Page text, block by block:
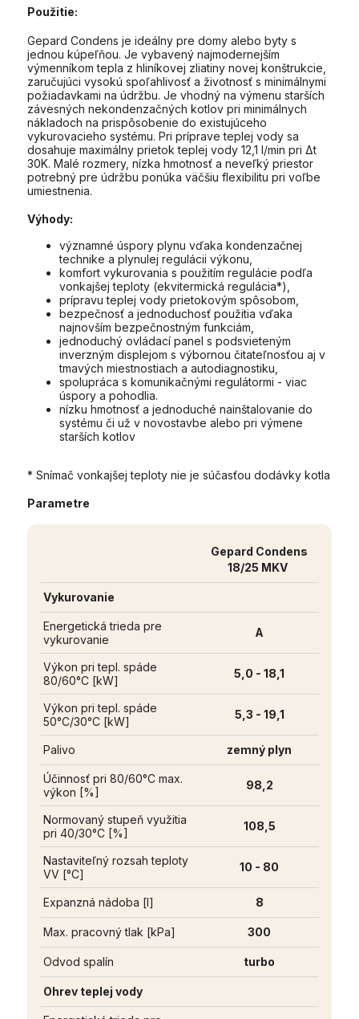
Použitie:
Gepard Condens je ideálny pre domy alebo byty s
jednou kúpeľňou. Je vybavený najmodernejším
výmenníkom tepla z hliníkovej zliatiny novej konštrukcie,
zaručujúci vysokú spoľahlivosť a životnosť s minimálnymi
požiadavkami na údržbu. Je vhodný na výmenu starších
závesných nekondenzačných kotlov pri minimálnych
nákladoch na prispôsobenie do existujúceho
vykurovacieho systému. Pri príprave teplej vody sa
dosahuje maximálny prietok teplej vody 12,1 l/min pri Δt
30K. Malé rozmery, nízka hmotnosť a neveľký priestor
potrebný pre údržbu ponúka väčšiu flexibilitu pri voľbe
umiestnenia.
Výhody:
významné úspory plynu vďaka kondenzačnej
technike a plynulej regulácii výkonu,
komfort vykurovania s použitím regulácie podľa
vonkajšej teploty (ekvitermická regulácia*),
prípravu teplej vody prietokovým spôsobom,
bezpečnosť a jednoduchosť použitia vďaka
najnovším bezpečnostným funkciám,
jednoduchý ovládací panel s podsvieteným
inverzným displejom s výbornou čitateľnosťou aj v
tmavých miestnostiach a autodiagnostiku,
spolupráca s komunikačnými regulátormi - viac
úspory a pohodlia.
nízku hmotnosť a jednoduché nainštalovanie do
systému či už v novostavbe alebo pri výmene
starších kotlov
* Snímač vonkajšej teploty nie je súčasťou dodávky kotla
Parametre
Gepard Condens
18/25 MKV
Vykurovanie
Energetická trieda pre
vykurovanie
A
Výkon pri tepl. spáde
80/60°C [kW]
5,0 - 18,1
Výkon pri tepl. spáde
50°C/30°C [kW]
5,3 - 19,1
Palivo zemný plyn
Účinnosť pri 80/60°C max.
výkon [%]
98,2
Normovaný stupeň využitia
pri 40/30°C [%]
108,5
Nastaviteľný rozsah teploty
VV [°C]
10 - 80
Expanzná nádoba [l] 8
Max. pracovný tlak [kPa] 300
Odvod spalín turbo
Ohrev teplej vody